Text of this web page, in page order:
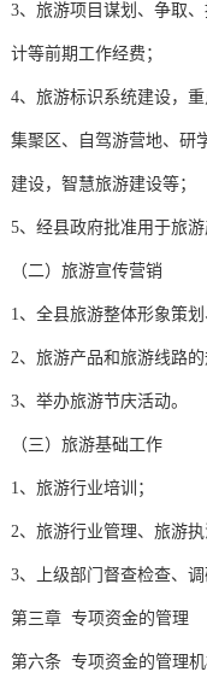
3、旅游项目谋划、争取
计等前期工作经费；
4、旅游标识系统建设，
集聚区、自驾游营地、研
建设，智慧旅游建设等；
5、经县政府批准用于旅游
（二）旅游宣传营销
1、全县旅游整体形象策
2、旅游产品和旅游线路的
3、举办旅游节庆活动。
（三）旅游基础工作
1、旅游行业培训；
2、旅游行业管理、旅游
3、上级部门督查检查、
第三章 专项资金的管理
第六条 专项资金的管理机